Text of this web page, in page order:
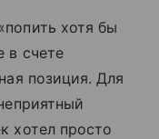
хотя бы
в счете
позиция. Для
хотел просто